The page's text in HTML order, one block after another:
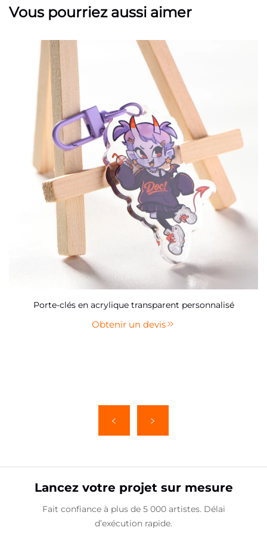
Vous pourriez aussi aimer
Porte-clés en acrylique transparent personnalisé
Obtenir un devis
Lancez votre projet sur mesure
Fait confiance à plus de 5 000 artistes. Délai
d’exécution rapide.